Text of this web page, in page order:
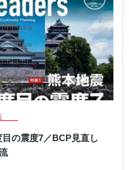
の震度7／BCP見直し